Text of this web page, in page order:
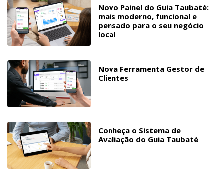
Novo Painel do Guia Taubaté:
mais moderno, funcional e
pensado para o seu negócio
local
Nova Ferramenta Gestor de
Clientes
Conheça o Sistema de
Avaliação do Guia Taubaté